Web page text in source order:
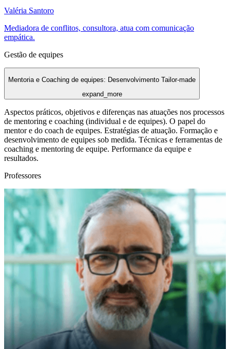
Valéria Santoro
Mediadora de conflitos, consultora, atua com comunicação
empática.
Gestão de equipes
Mentoria e Coaching de equipes: Desenvolvimento Tailor-made
expand_more
Aspectos práticos, objetivos e diferenças nas atuações nos processos
de mentoring e coaching (individual e de equipes). O papel do
mentor e do coach de equipes. Estratégias de atuação. Formação e
desenvolvimento de equipes sob medida. Técnicas e ferramentas de
coaching e mentoring de equipe. Performance da equipe e
resultados.
Professores